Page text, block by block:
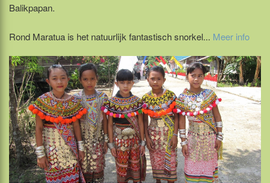
Balikpapan.
Rond Maratua is het natuurlijk fantastisch snorkel... Meer info